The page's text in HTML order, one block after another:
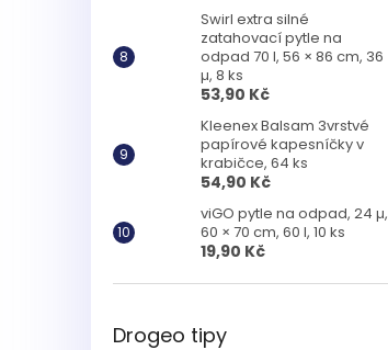
Swirl extra silné
zatahovací pytle na
odpad 70 l, 56 × 86 cm, 36
µ, 8 ks
53,90 Kč
Kleenex Balsam 3vrstvé
papírové kapesníčky v
krabičce, 64 ks
54,90 Kč
viGO pytle na odpad, 24 µ,
60 × 70 cm, 60 l, 10 ks
19,90 Kč
Drogeo tipy